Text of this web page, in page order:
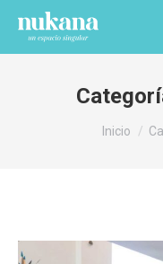
Estás
Inicio